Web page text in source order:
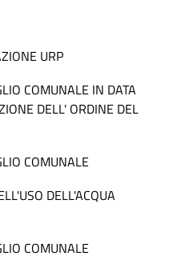
URP
COMUNALE IN DATA
DELL' ORDINE DEL
COMUNALE
DELL'ACQUA
COMUNALE